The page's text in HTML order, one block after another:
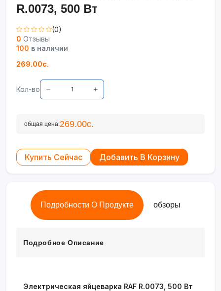
R.0073, 500 Вт
(0)
0 Отзывы
100 в наличии
269.00с.
Кол-во
общая цена:269.00с.
Купить Сейчас Добавить В Корзину
Подробности О Продукте обзоры
Подробное Описание
Электрическая яйцеварка RAF R.0073, 500 Вт